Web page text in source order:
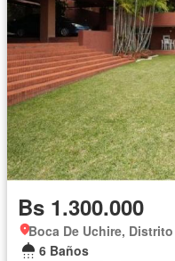
Bs 1.300.000
Boca De Uchire,
6 Baños